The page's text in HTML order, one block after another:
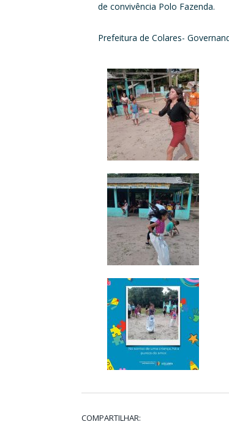
de convivência Polo Fazenda.
Prefeitura de Colares-
COMPARTILHAR: